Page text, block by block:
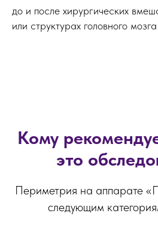
до и после хирургических
или структурах головного мозга
Кому
это
Периметрия на аппарате
следующим